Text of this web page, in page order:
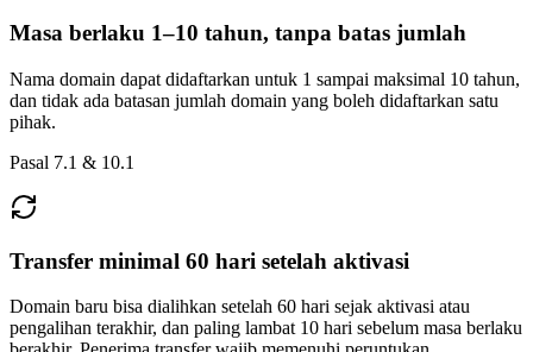
Masa berlaku 1–10 tahun, tanpa batas jumlah
Nama domain dapat didaftarkan untuk 1 sampai maksimal 10 tahun,
dan tidak ada batasan jumlah domain yang boleh didaftarkan satu
pihak.
Pasal 7.1 & 10.1
Transfer minimal 60 hari setelah aktivasi
Domain baru bisa dialihkan setelah 60 hari sejak aktivasi atau
pengalihan terakhir, dan paling lambat 10 hari sebelum masa berlaku